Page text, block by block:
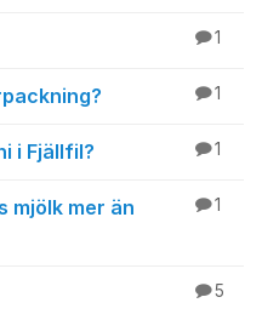
1
1
i Fjällfil? 1
mjölk mer än
1
5